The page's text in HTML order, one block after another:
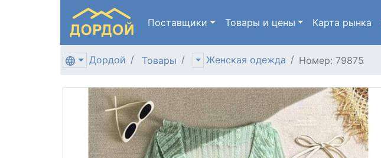
Поставщики Товары и цены Карта рынка
Дордой Товары Женская одежда Номер: 79875